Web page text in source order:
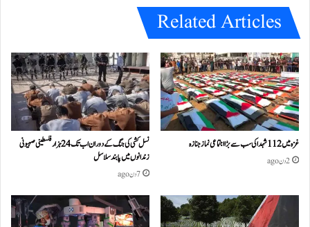
Related Articles
غزہ میں 112 شہدا کی سب سے بڑا اجتماعی نماز جنازہ
2 دن ago
نسل کشی کی جنگ کے دوران اب تک 24ہزار فلسطینی صہیونی
زندانوں میں پابند سلاسل
7 دن ago